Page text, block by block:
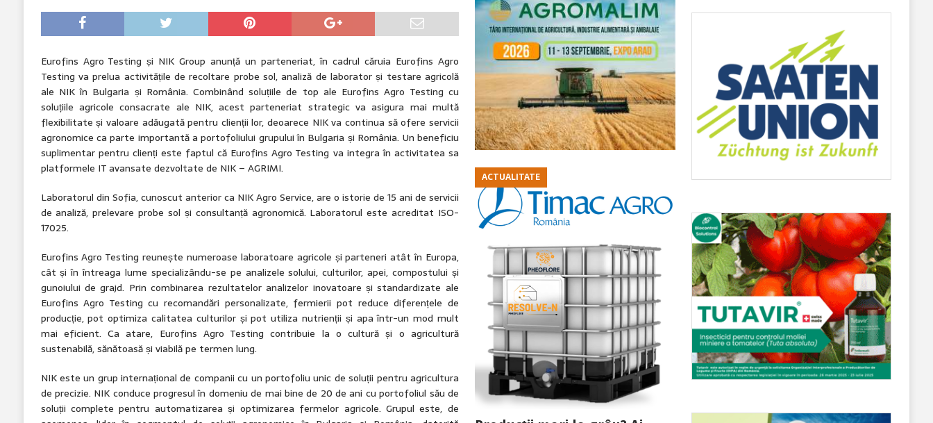
Eurofins Agro Testing și NIK Group anunță un parteneriat, în cadrul căruia Eurofins Agro
Testing va prelua activitățile de recoltare probe sol, analiză de laborator și testare agricolă
ale NIK în Bulgaria și România. Combinând soluțiile de top ale Eurofins Agro Testing cu
soluțiile agricole consacrate ale NIK, acest parteneriat strategic va asigura mai multă
flexibilitate și valoare adăugată pentru clienții lor, deoarece NIK va continua să ofere servicii
agronomice ca parte importantă a portofoliului grupului în Bulgaria și România. Un beneficiu
suplimentar pentru clienți este faptul că Eurofins Agro Testing va integra în activitatea sa
platformele IT avansate dezvoltate de NIK – AGRIMI.
Laboratorul din Sofia, cunoscut anterior ca NIK Agro Service, are o istorie de 15 ani de servicii
de analiză, prelevare probe sol și consultanță agronomică. Laboratorul este acreditat ISO-
17025.
Eurofins Agro Testing reunește numeroase laboratoare agricole și parteneri atât în Europa,
cât și în întreaga lume specializându-se pe analizele solului, culturilor, apei, compostului și
gunoiului de grajd. Prin combinarea rezultatelor analizelor inovatoare și standardizate ale
Eurofins Agro Testing cu recomandări personalizate, fermierii pot reduce diferențele de
producție, pot optimiza calitatea culturilor și pot utiliza nutrienții și apa într-un mod mult
mai eficient. Ca atare, Eurofins Agro Testing contribuie la o cultură și o agricultură
sustenabilă, sănătoasă și viabilă pe termen lung.
NIK este un grup internațional de companii cu un portofoliu unic de soluții pentru agricultura
de precizie. NIK conduce progresul în domeniu de mai bine de 20 de ani cu portofoliul său de
soluții complete pentru automatizarea și optimizarea fermelor agricole. Grupul este, de
ACTUALITATE